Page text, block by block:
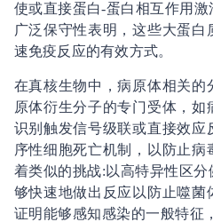
使或直接蛋白-蛋白相互作用
广泛保守性表明，这些大蛋
速免疫反应的有效方式。
在真核生物中，病原体相关的
原体衍生分子的专门受体，
识别触发信号级联或直接效应
序性细胞死亡机制，以防止
着类似的挑战:以高特异性区
够快速地做出反应以防止噬菌
证明能够感知感染的一般特征